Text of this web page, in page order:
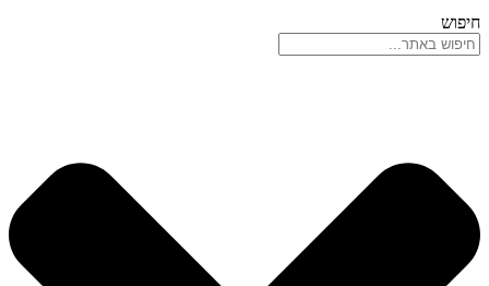
חיפוש